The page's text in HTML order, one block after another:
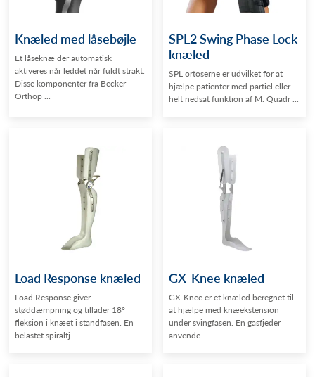
Knæled med låsebøjle
Et låseknæ der automatisk
aktiveres når leddet når fuldt strakt.
Disse komponenter fra Becker
Orthop ...
SPL2 Swing Phase Lock
knæled
SPL ortoserne er udvilket for at
hjælpe patienter med partiel eller
helt nedsat funktion af M. Quadr ...
Load Response knæled
Load Response giver
støddæmpning og tillader 18°
fleksion i knæet i standfasen. En
belastet spiralfj ...
GX-Knee knæled
GX-Knee er et knæled beregnet til
at hjælpe med knæekstension
under svingfasen. En gasfjeder
anvende ...